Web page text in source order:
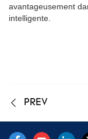
avantageusement
intelligente.
PREV